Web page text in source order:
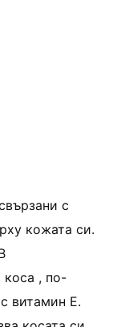
с
кожата си.
коса , по-
витамин E.